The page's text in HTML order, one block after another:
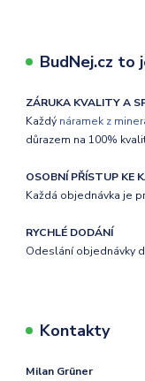
BudNej.cz to
ZÁRUKA KVALITY A
Každý náramek z
důrazem na 100%
OSOBNÍ PŘÍSTUP KE
Každá objednávka je
RYCHLÉ DODÁNÍ
Odeslání objednávky
Kontakty
Milan Grüner